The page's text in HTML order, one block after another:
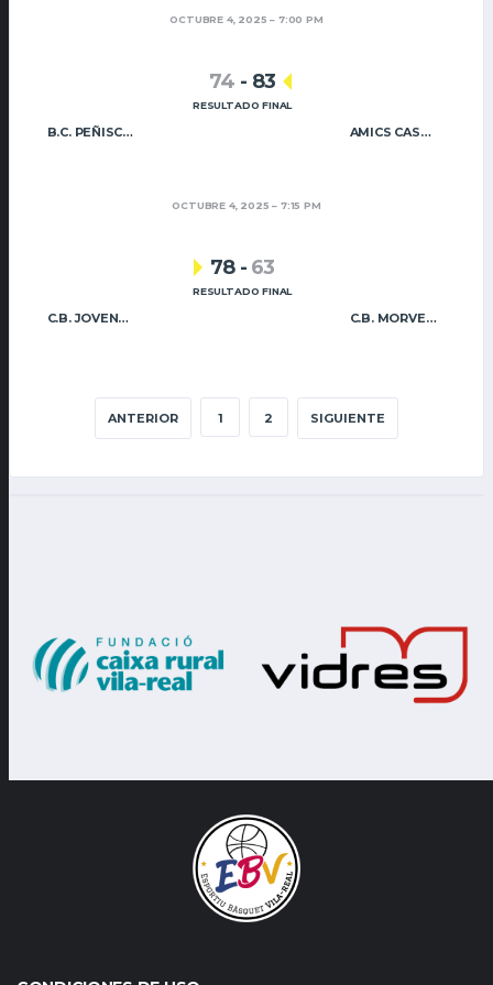
OCTUBRE 4, 2025 7:00 PM
B.C. PEÑISCOLA AMICS CASTELLÓ B
74 - 83
RESULTADO FINAL
OCTUBRE 4, 2025 7:15 PM
C.B. JOVENS ALMÀSSERA C.B. MORVEDRE
78 - 63
RESULTADO FINAL
ANTERIOR 1 2 SIGUIENTE